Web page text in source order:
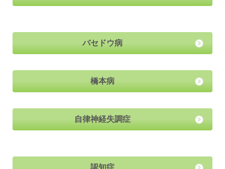
バセドウ病
橋本病
自律神経失調症